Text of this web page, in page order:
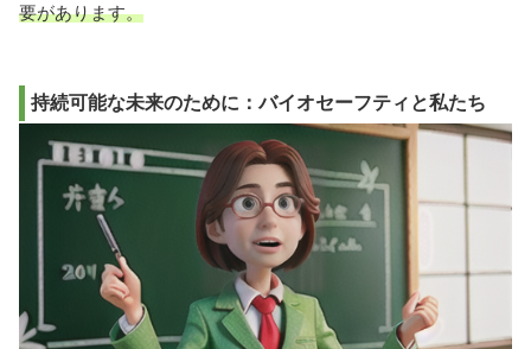
要があります。
持続可能な未来のために：バイオセーフティと私たち